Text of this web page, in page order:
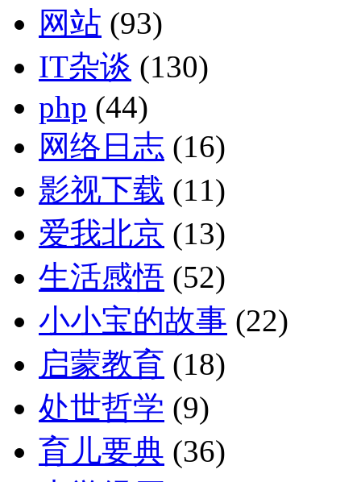
网站 (93)
IT杂谈 (130)
php (44)
网络日志 (16)
影视下载 (11)
爱我北京 (13)
生活感悟 (52)
小小宝的故事 (22)
启蒙教育 (18)
处世哲学 (9)
育儿要典 (36)